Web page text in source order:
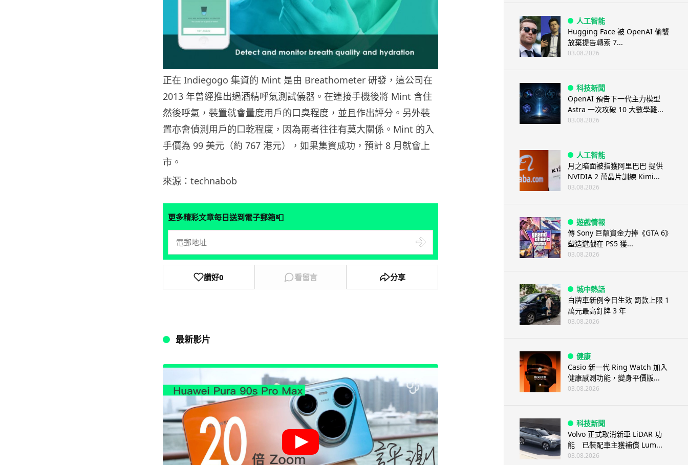
正在 Indiegogo 集資的 Mint 是由 Breathometer 研發，這公司在
2013 年曾經推出過酒精呼氣測試儀器。在連接手機後將 Mint 含住
然後呼氣，裝置就會量度用戶的口臭程度，並且作出評分。另外裝
置亦會偵測用戶的口乾程度，因為兩者往往有莫大關係。Mint 的入
手價為 99 美元（約 767 港元），如果集資成功，預計 8 月就會上
市。
來源：technabob
更多精彩文章每日送到電子郵箱📮
讚好0 看留言 分享
最新影片
人工智能
Hugging Face 被 OpenAI 偷襲
放棄提告轉索 7...
03.08.2026
科技新聞
OpenAI 預告下一代主力模型
Astra 一次攻破 10 大數學難...
03.08.2026
人工智能
月之暗面被指獲阿里巴巴 提供
NVIDIA 2 萬晶片訓練 Kimi...
03.08.2026
遊戲情報
傳 Sony 巨額資金力捧《GTA 6》
塑造遊戲在 PS5 獲...
03.08.2026
城中熱話
白牌車新例今日生效 罰款上限 1
萬元最高釘牌 3 年
03.08.2026
健康
Casio 新一代 Ring Watch 加入
健康感測功能，變身平價版...
03.08.2026
科技新聞
Volvo 正式取消新車 LiDAR 功
能 已裝配車主獲補償 Lum...
03.08.2026